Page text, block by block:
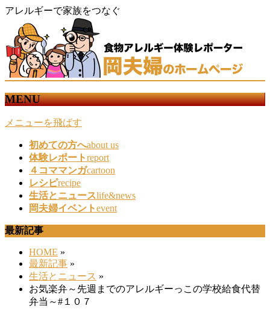
アレルギーで家族をつなぐ
MENU
メニューを飛ばす
初めての方へabout us
体験レポートreport
４コママンガcartoon
レシピrecipe
生活とニュースlife&news
岡夫婦イベントevent
最新記事
HOME »
最新記事 »
生活とニュース »
お気楽弁～先週までのアレルギーっこの学校給食代替
弁当～#１０７